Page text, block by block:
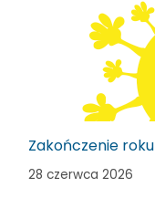
Zakończenie roku
28 czerwca 2026